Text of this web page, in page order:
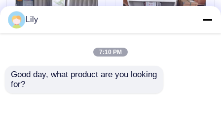
Berita
pabrik bola bergulir
Pabrik Bola
Lily
7:10 PM
Good day, what product are you looking
for?